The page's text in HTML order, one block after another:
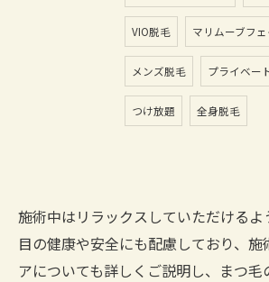
VIO脱毛 マリムーブフ
メンズ脱毛 プライベー
つけ放題 全身脱毛
施術中はリラックスしていただけるよ
目の健康や安全にも配慮しており、
アについても詳しくご説明し、まつ